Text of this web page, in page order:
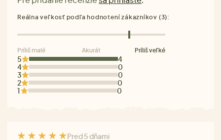
5
4
4
0
3
0
2
0
1
0
Reálna veľkosť podľa hodnotení zákazníkov (3):
Príliš malé Akurát Príliš veľké
Pred 5 dňami